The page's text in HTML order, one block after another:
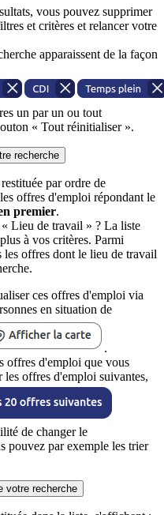
vous pouvez supprimer
et critères et relancer votre
apparaissent de la façon
un par un ou tout
« Tout réinitialiser ».
recherche
par ordre de
offres d'emploi répondant le
premier.
Lieu de travail » ? La liste
à vos critères. Parmi
les offres dont le lieu de travail
ces offres d'emploi via
en situation de
.
offres d'emploi que vous
offres d'emploi suivantes,
de changer le
pouvez par exemple les trier
votre recherche